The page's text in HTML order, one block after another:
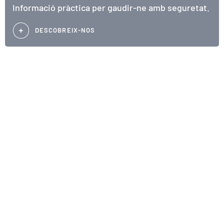
Informació pràctica per gaudir-ne amb seguretat.
DESCOBREIX-NOS